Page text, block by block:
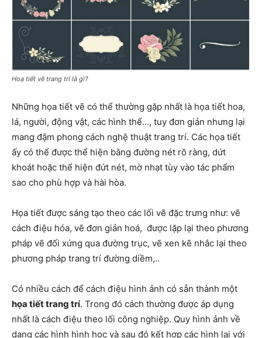
Hoạ tiết vẽ trang trí là gì?
Những họa tiết vẽ có thể thường gặp nhất là họa tiết hoa,
lá, người, động vật, các hình thể…, tuy đơn giản nhưng lại
mang đậm phong cách nghệ thuật trang trí. Các họa tiết
ấy có thể được thể hiện bằng đường nét rõ ràng, dứt
khoát hoặc thể hiện đứt nét, mờ nhạt tùy vào tác phẩm
sao cho phù hợp và hài hòa.
Họa tiết được sáng tạo theo các lối vẽ đặc trưng như: vẽ
cách điệu hóa, vẽ đơn giản hoá, được lặp lại theo phương
pháp vẽ đối xứng qua đường trục, vẽ xen kẽ nhắc lại theo
phương pháp trang trí đường diềm,..
Có nhiều cách để cách điệu hình ảnh có sẵn thành một
họa tiết trang trí. Trong đó cách thường được áp dụng
nhất là cách điệu theo lối công nghiệp. Quy hình ảnh về
dạng các hình hình học và sau đó kết hợp các hình lại với